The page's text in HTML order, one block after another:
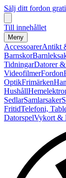
Sälj ditt fordon
Till innehållet
Meny
AccessoarerAntikt
Barnskor
TidningarDatorer
VideofilmerFordon
OptikFrimärken
Hushåll
SedlarSamlarsaker
FritidTelefoni,
DatorspelVykort &